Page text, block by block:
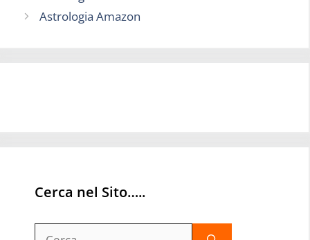
Astrologia Amazon
Cerca nel Sito…..